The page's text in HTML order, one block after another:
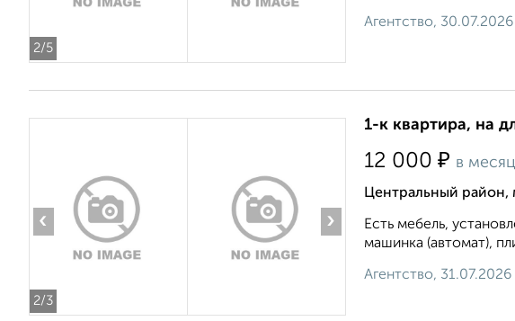
2/5
Агентство, 30.07.2026
2/3
‹ ›
1-к квартира, на
12 000 ₽ в месяц
Центральный район,
Есть мебель,
машинка (автомат),
Агентство, 31.07.2026